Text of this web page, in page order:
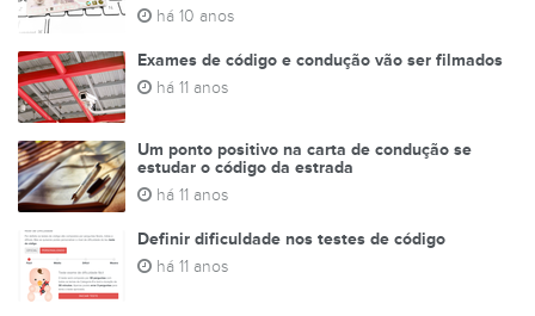
há 10 anos
Exames de código e condução vão ser filmados
há 11 anos
Um ponto positivo na carta de condução se
estudar o código da estrada
há 11 anos
Definir dificuldade nos testes de código
há 11 anos